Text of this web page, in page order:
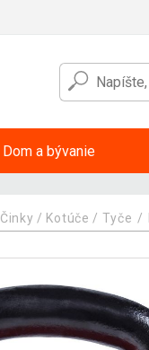
Dom a bývanie
Činky / Kotúče / Tyče